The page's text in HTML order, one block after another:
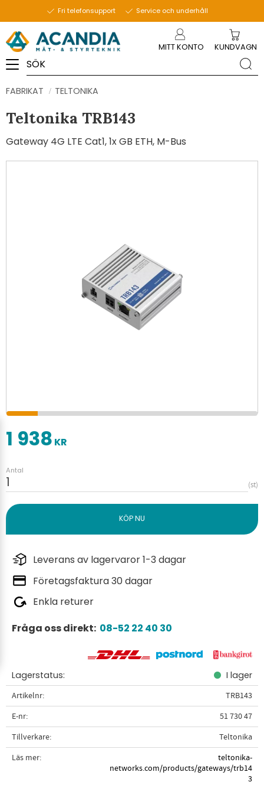
Fri telefonsupport Service och underhåll
MITT KONTO KUNDVAGN
FABRIKAT TELTONIKA
Teltonika TRB143
Gateway 4G LTE Cat1, 1x GB ETH, M-Bus
1 938 KR
Antal
st
Leverans av lagervaror 1-3 dagar
Företagsfaktura 30 dagar
Enkla returer
Fråga oss direkt: 08-52 22 40 30
Lagerstatus I lager
Artikelnr
TRB143
E-nr
51 730 47
Tillverkare
Teltonika
Läs mer
teltonika-
networks.com/products/gateways/trb14
3